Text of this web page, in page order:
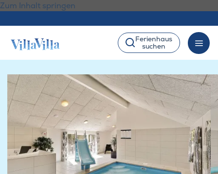
Zum Inhalt springen
Ferienhaus
suchen